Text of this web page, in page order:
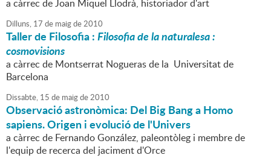
a càrrec de Joan Miquel Llodrà, historiador d'art
Dilluns, 17 de maigde2010
Taller de Filosofia :Filosofia de la naturalesa :
cosmovisions
a càrrec de Montserrat Nogueras de la Universitat de
Barcelona
Dissabte, 15 de maigde2010
Observació astronòmica: Del Big Bang a Homo
sapiens. Origen i evolució de l'Univers
a càrrec de Fernando González, paleontòleg i membre de
l'equip de recerca del jaciment d'Orce